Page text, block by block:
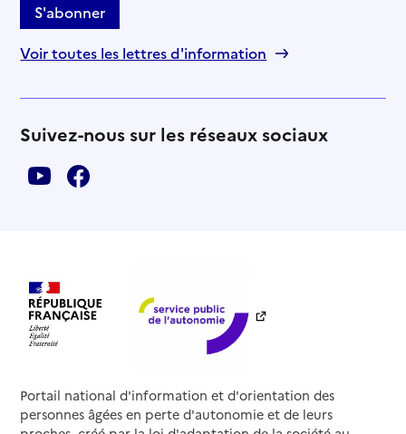
S'abonner
Voir toutes les lettres d'information
Suivez-nous sur les réseaux sociaux
Portail national d'information et d'orientation des
personnes âgées en perte d'autonomie et de leurs